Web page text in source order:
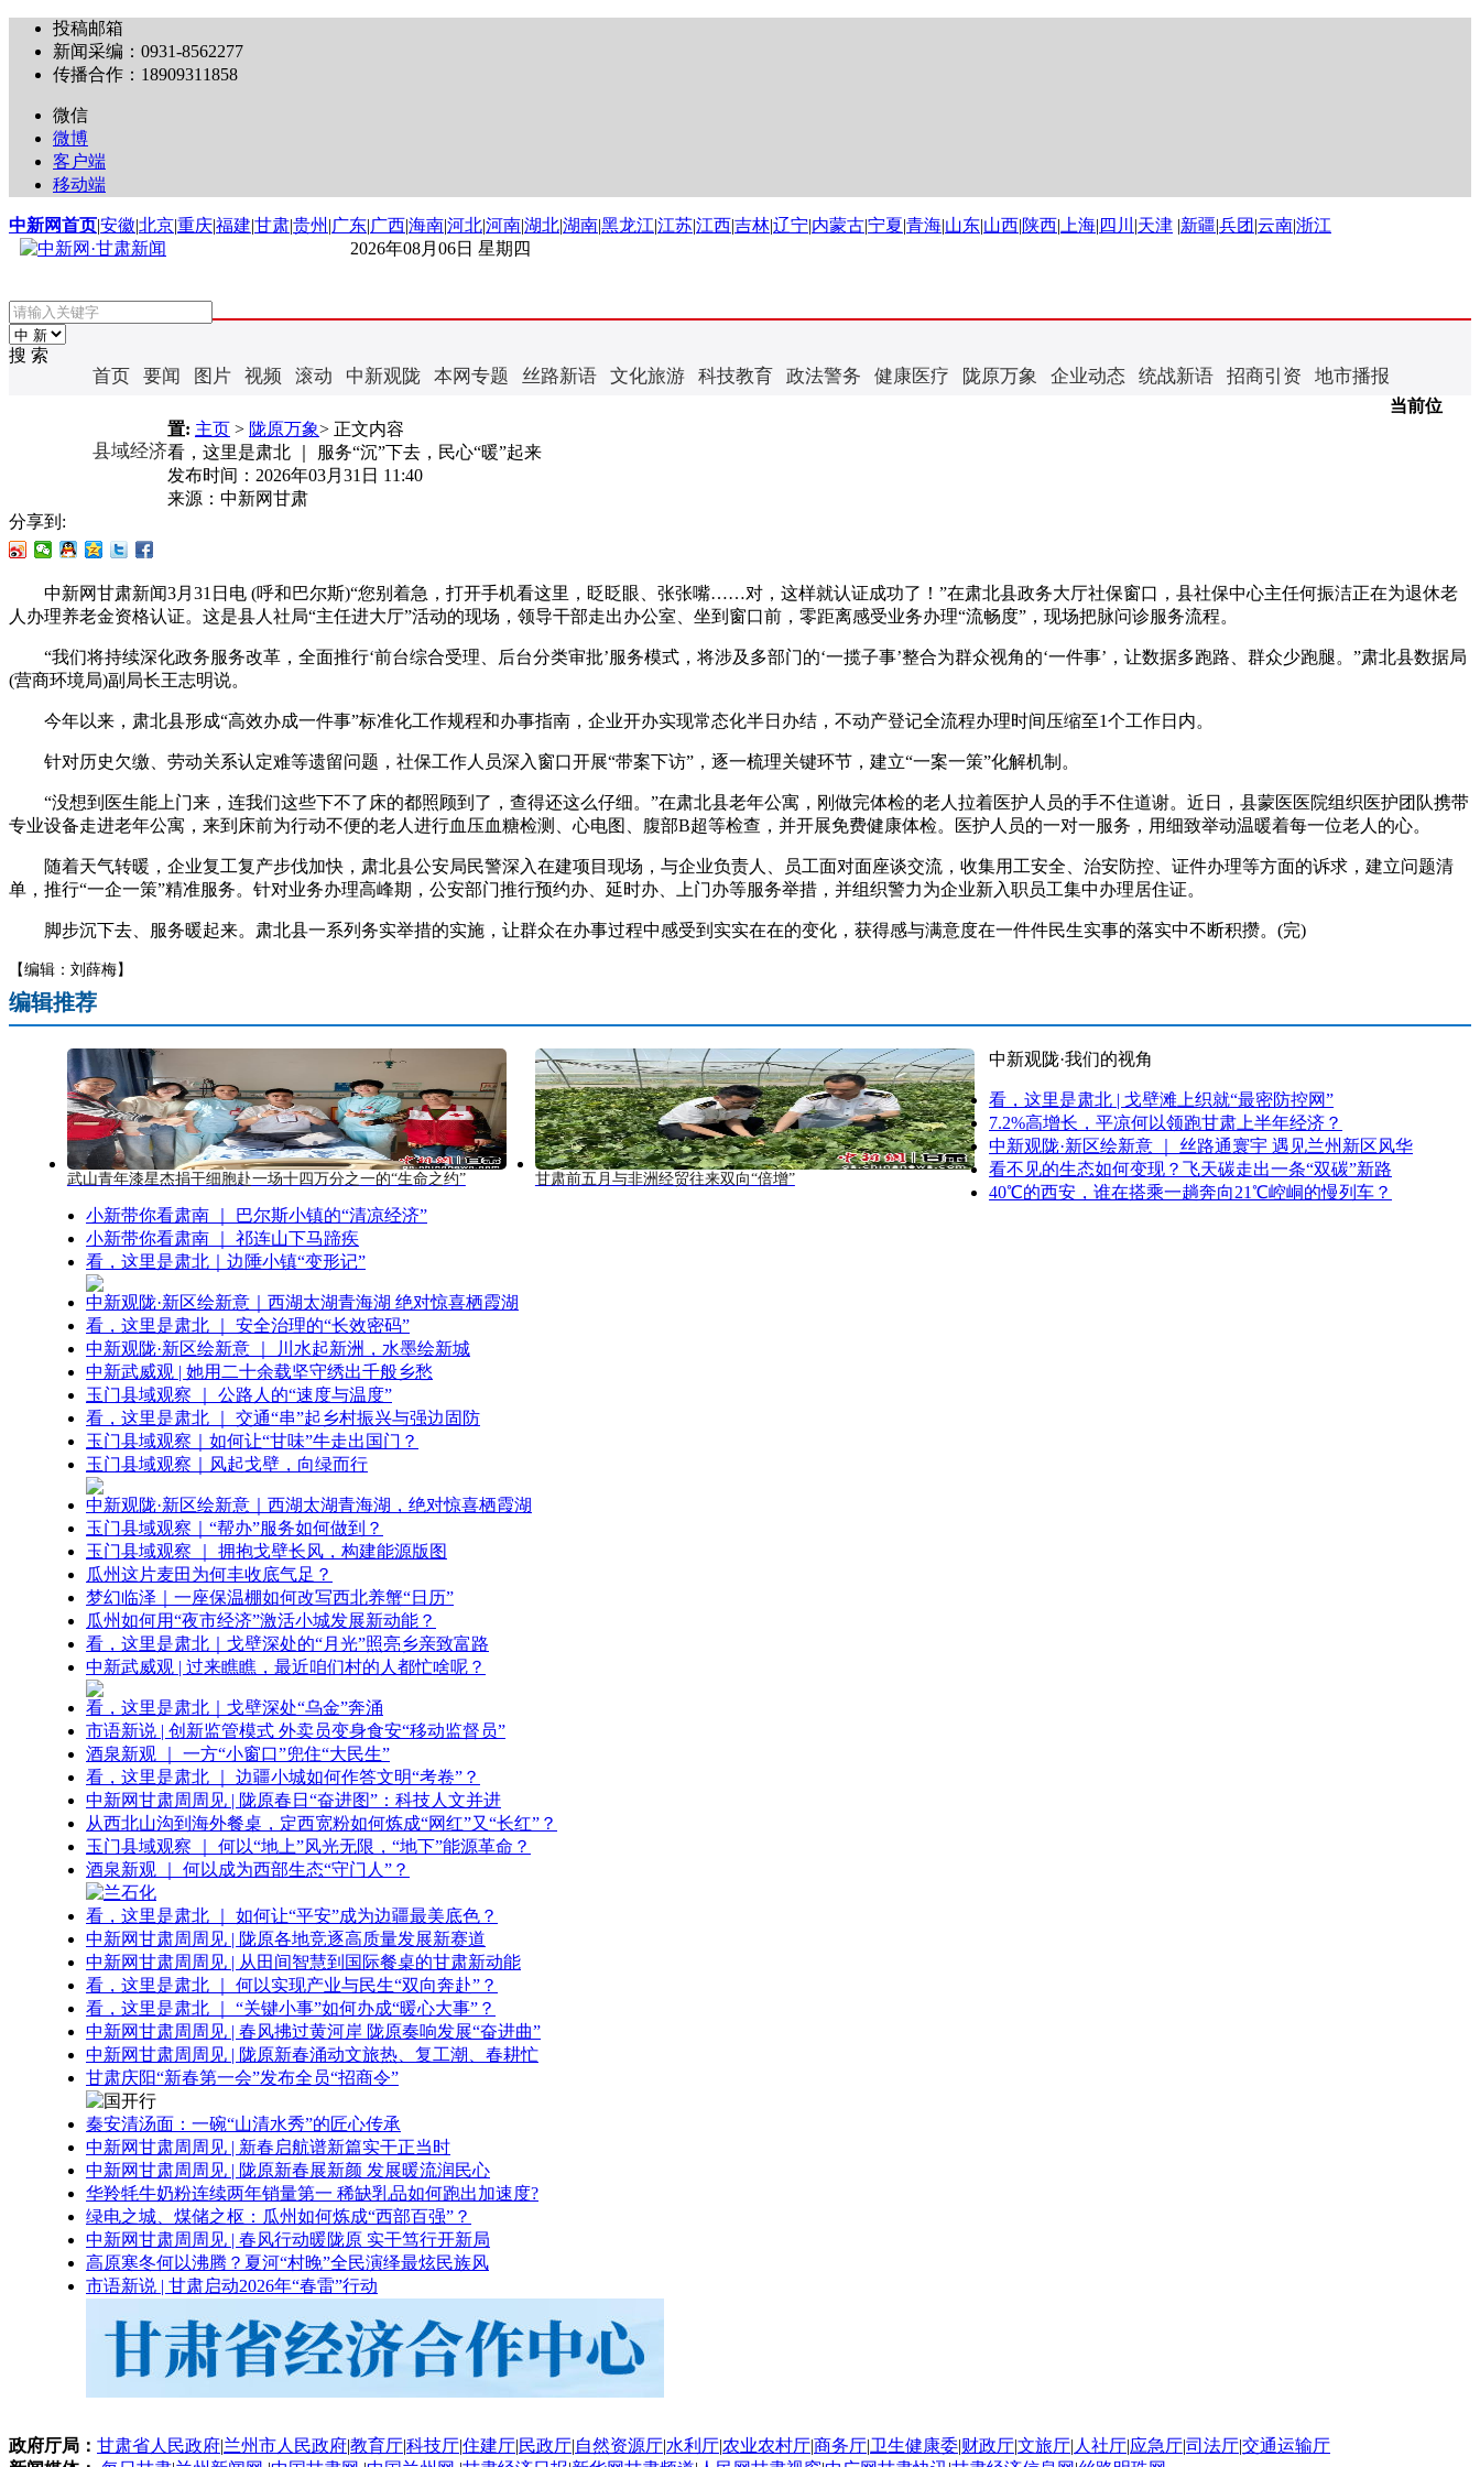
投稿邮箱
新闻采编：0931-8562277
传播合作：18909311858
微信
微博
客户端
移动端
中新网首页|安徽|北京|重庆|福建|甘肃|贵州 |广东|广西|海南|河北|河南|湖北|湖南|黑龙江|江苏|江西|吉林|辽宁|内蒙古|宁夏|青海|山东|山西|陕西| 上海| 四川 |天津 |新疆|兵团 |云南|浙江
2026年08月06日 星期四
搜 索
首页 要闻 图片 视频 滚动 中新观陇 本网专题 丝路新语 文化旅游 科技教育 政法警务 健康医疗 陇原万象 企业动态 统战新语 招商引资 地市播报
县域经济
当前位
置: 主页 > 陇原万象> 正文内容
看，这里是肃北 ｜ 服务“沉”下去，民心“暖”起来
发布时间： 2026年03月31日 11:40
来源： 中新网甘肃
分享到:
中新网甘肃新闻3月31日电 (呼和巴尔斯)“您别着急，打开手机看这里，眨眨眼、张张嘴……对，这样就认证成功了！”在肃北县政务大厅社保窗口，县社保中心主任何振洁正在为退休老
人办理养老金资格认证。这是县人社局“主任进大厅”活动的现场，领导干部走出办公室、坐到窗口前，零距离感受业务办理“流畅度”，现场把脉问诊服务流程。
“我们将持续深化政务服务改革，全面推行‘前台综合受理、后台分类审批’服务模式，将涉及多部门的‘一揽子事’整合为群众视角的‘一件事’，让数据多跑路、群众少跑腿。”肃北县数据局
(营商环境局)副局长王志明说。
今年以来，肃北县形成“高效办成一件事”标准化工作规程和办事指南，企业开办实现常态化半日办结，不动产登记全流程办理时间压缩至1个工作日内。
针对历史欠缴、劳动关系认定难等遗留问题，社保工作人员深入窗口开展“带案下访”，逐一梳理关键环节，建立“一案一策”化解机制。
“没想到医生能上门来，连我们这些下不了床的都照顾到了，查得还这么仔细。”在肃北县老年公寓，刚做完体检的老人拉着医护人员的手不住道谢。近日，县蒙医医院组织医护团队携带
专业设备走进老年公寓，来到床前为行动不便的老人进行血压血糖检测、心电图、腹部B超等检查，并开展免费健康体检。医护人员的一对一服务，用细致举动温暖着每一位老人的心。
随着天气转暖，企业复工复产步伐加快，肃北县公安局民警深入在建项目现场，与企业负责人、员工面对面座谈交流，收集用工安全、治安防控、证件办理等方面的诉求，建立问题清
单，推行“一企一策”精准服务。针对业务办理高峰期，公安部门推行预约办、延时办、上门办等服务举措，并组织警力为企业新入职员工集中办理居住证。
脚步沉下去、服务暖起来。肃北县一系列务实举措的实施，让群众在办事过程中感受到实实在在的变化，获得感与满意度在一件件民生实事的落实中不断积攒。(完)
【编辑：刘薛梅】
编辑推荐
武山青年漆星杰捐干细胞赴一场十四万分之一的“生命之约” 甘肃前五月与非洲经贸往来双向“倍增”
中新观陇·我们的视角
看，这里是肃北 | 戈壁滩上织就“最密防控网”
7.2%高增长，平凉何以领跑甘肃上半年经济？
中新观陇·新区绘新意 ｜ 丝路通寰宇 遇见兰州新区风华
看不见的生态如何变现？飞天碳走出一条“双碳”新路
40℃的西安，谁在搭乘一趟奔向21℃崆峒的慢列车？
小新带你看肃南 ｜ 巴尔斯小镇的“清凉经济”
小新带你看肃南 ｜ 祁连山下马蹄疾
看，这里是肃北｜边陲小镇“变形记”
中新观陇·新区绘新意｜西湖太湖青海湖 绝对惊喜栖霞湖
看，这里是肃北 ｜ 安全治理的“长效密码”
中新观陇·新区绘新意 ｜ 川水起新洲，水墨绘新城
中新武威观 | 她用二十余载坚守绣出千般乡愁
玉门县域观察 ｜ 公路人的“速度与温度”
看，这里是肃北 ｜ 交通“串”起乡村振兴与强边固防
玉门县域观察｜如何让“甘味”牛走出国门？
玉门县域观察｜风起戈壁，向绿而行
中新观陇·新区绘新意｜西湖太湖青海湖，绝对惊喜栖霞湖
玉门县域观察｜“帮办”服务如何做到？
玉门县域观察 ｜ 拥抱戈壁长风，构建能源版图
瓜州这片麦田为何丰收底气足？
梦幻临泽｜一座保温棚如何改写西北养蟹“日历”
瓜州如何用“夜市经济”激活小城发展新动能？
看，这里是肃北｜戈壁深处的“月光”照亮乡亲致富路
中新武威观 | 过来瞧瞧，最近咱们村的人都忙啥呢？
看，这里是肃北｜戈壁深处“乌金”奔涌
市语新说 | 创新监管模式 外卖员变身食安“移动监督员”
酒泉新观 ｜ 一方“小窗口”兜住“大民生”
看，这里是肃北 ｜ 边疆小城如何作答文明“考卷”？
中新网甘肃周周见 | 陇原春日“奋进图”：科技人文并进
从西北山沟到海外餐桌，定西宽粉如何炼成“网红”又“长红”？
玉门县域观察 ｜ 何以“地上”风光无限，“地下”能源革命？
酒泉新观 ｜ 何以成为西部生态“守门人”？
看，这里是肃北 ｜ 如何让“平安”成为边疆最美底色？
中新网甘肃周周见 | 陇原各地竞逐高质量发展新赛道
中新网甘肃周周见 | 从田间智慧到国际餐桌的甘肃新动能
看，这里是肃北 ｜ 何以实现产业与民生“双向奔赴”？
看，这里是肃北 ｜ “关键小事”如何办成“暖心大事”？
中新网甘肃周周见 | 春风拂过黄河岸 陇原奏响发展“奋进曲”
中新网甘肃周周见 | 陇原新春涌动文旅热、复工潮、春耕忙
甘肃庆阳“新春第一会”发布全员“招商令”
秦安清汤面：一碗“山清水秀”的匠心传承
中新网甘肃周周见 | 新春启航谱新篇实干正当时
中新网甘肃周周见 | 陇原新春展新颜 发展暖流润民心
华羚牦牛奶粉连续两年销量第一 稀缺乳品如何跑出加速度?
绿电之城、煤储之枢：瓜州如何炼成“西部百强”？
中新网甘肃周周见 | 春风行动暖陇原 实干笃行开新局
高原寒冬何以沸腾？夏河“村晚”全民演绎最炫民族风
市语新说 | 甘肃启动2026年“春雷”行动
政府厅局： 甘肃省人民政府|兰州市人民政府|教育厅|科技厅|住建厅|民政厅|自然资源厅|水利厅|农业农村厅|商务厅|卫生健康委|财政厅|文旅厅| 人社厅|应急厅|司法厅|交通运输厅